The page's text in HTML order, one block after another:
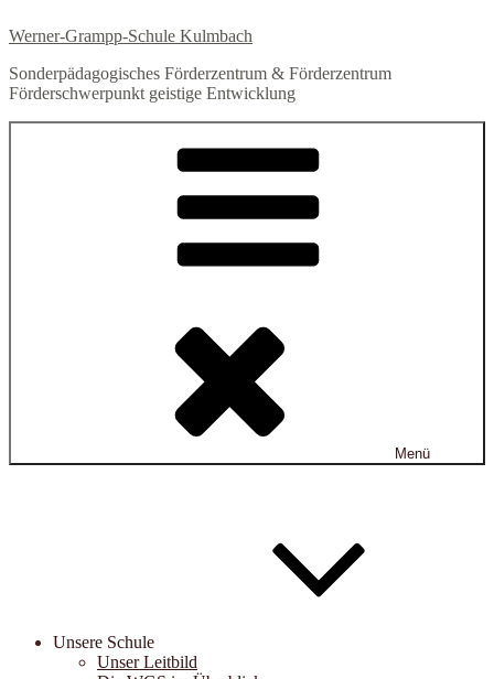
Inhalt
Werner-Grampp-Schule Kulmbach
Sonderpädagogisches Förderzentrum & Förderzentrum
Förderschwerpunkt geistige Entwicklung
Menü
Unsere Schule
Unser Leitbild